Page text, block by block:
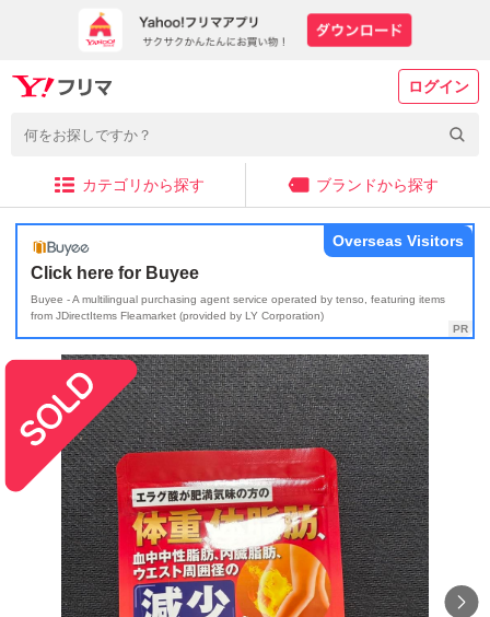
ログイン
カテゴリから探す ブランドから探す
Click here for Buyee
Buyee - A multilingual purchasing agent service operated by tenso, featuring items
from JDirectItems Fleamarket (provided by LY Corporation)
Overseas Visitors